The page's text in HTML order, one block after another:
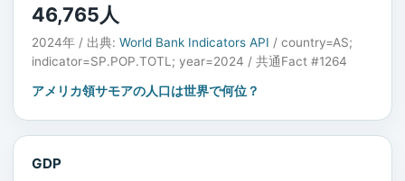
46,765人
2024年 / 出典: World Bank Indicators API / country=AS;
indicator=SP.POP.TOTL; year=2024 / 共通Fact #1264
アメリカ領サモアの人口は世界で何位？
GDP